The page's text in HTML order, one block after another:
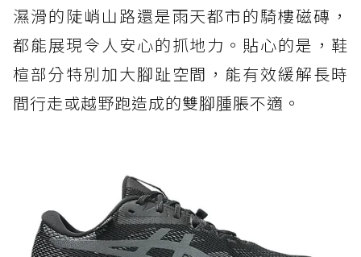
濕滑的陡峭山路還是雨天都市的騎樓磁磚，
都能展現令人安心的抓地力。貼心的是，鞋
楦部分特別加大腳趾空間，能有效緩解長時
間行走或越野跑造成的雙腳腫脹不適。